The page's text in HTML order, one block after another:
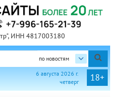
ИНН 4817003180
по новостям
18+
6 августа 2026 г.
четверг